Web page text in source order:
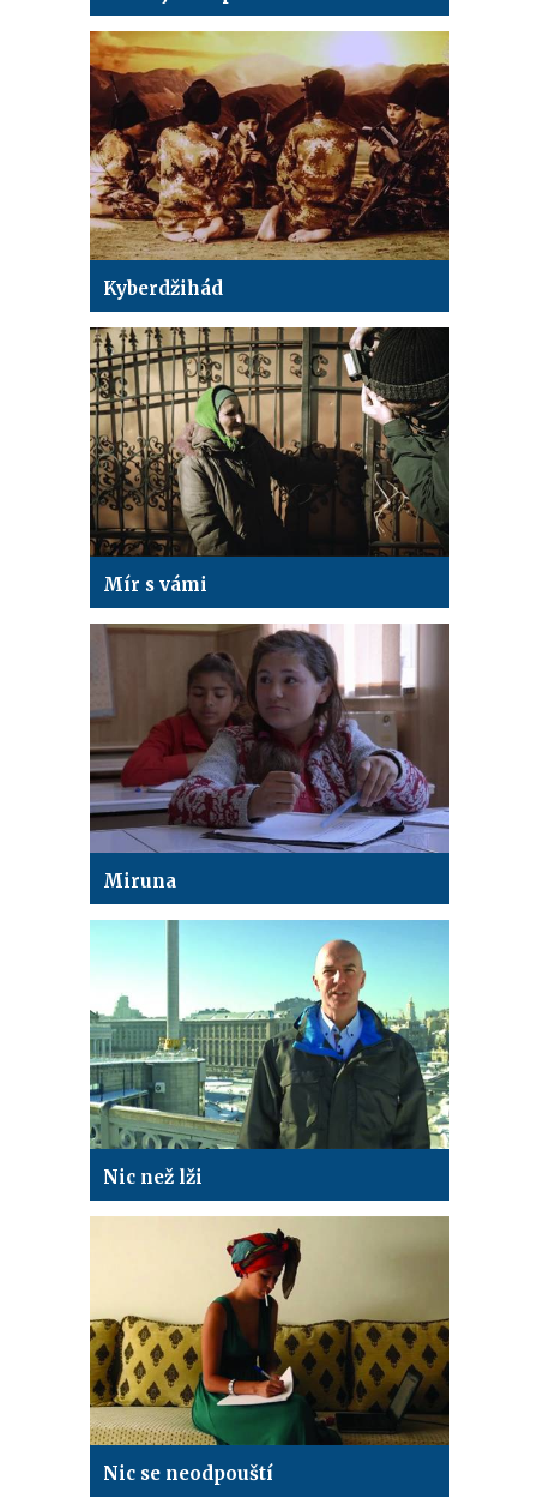
Kyberdžihád
Mír s vámi
Miruna
Nic než lži
Nic se neodpouští